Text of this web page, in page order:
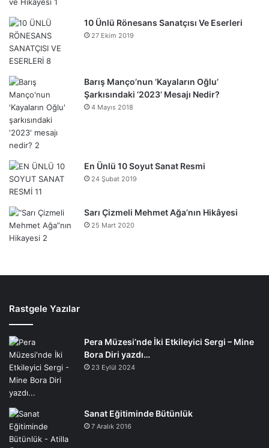
10 Ünlü Rönesans Sanatçısı Ve Eserleri
27 Ekim 2019
Barış Manço’nun ‘Kayaların Oğlu’
Şarkısındaki ‘2023’ Mesajı Nedir?
4 Mayıs 2018
En Ünlü 10 Soyut Sanat Resmi
24 Şubat 2019
Sarı Çizmeli Mehmet Ağa’nın Hikâyesi
25 Mart 2020
Rastgele Yazılar
Pera Müzesi’nde İki Etkileyici Sergi – Mine
Bora Diri yazdı…
23 Eylül 2024
Sanat Eğitiminde Bütünlük
7 Aralık 2016